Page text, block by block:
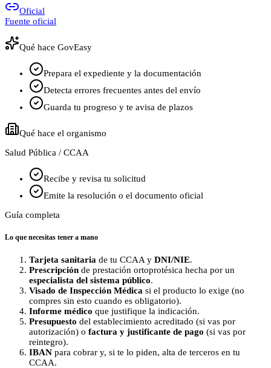
Oficial
Fuente oficial
Qué hace GovEasy
Prepara el expediente y la documentación
Detecta errores frecuentes antes del envío
Guarda tu progreso y te avisa de plazos
Qué hace el organismo
Salud Pública / CCAA
Recibe y revisa tu solicitud
Emite la resolución o el documento oficial
Guía completa
Lo que necesitas tener a mano
Tarjeta sanitaria de tu CCAA y DNI/NIE.
Prescripción de prestación ortoprotésica hecha por un
especialista del sistema público.
Visado de Inspección Médica si el producto lo exige (no
compres sin esto cuando es obligatorio).
Informe médico que justifique la indicación.
Presupuesto del establecimiento acreditado (si vas por
autorización) o factura y justificante de pago (si vas por
reintegro).
IBAN para cobrar y, si te lo piden, alta de terceros en tu
CCAA.